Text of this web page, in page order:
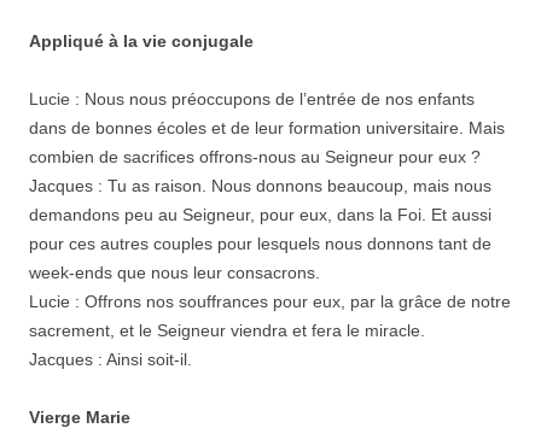
Appliqué à la vie conjugale
Lucie : Nous nous préoccupons de l’entrée de nos enfants
dans de bonnes écoles et de leur formation universitaire. Mais
combien de sacrifices offrons-nous au Seigneur pour eux ?
Jacques : Tu as raison. Nous donnons beaucoup, mais nous
demandons peu au Seigneur, pour eux, dans la Foi. Et aussi
pour ces autres couples pour lesquels nous donnons tant de
week-ends que nous leur consacrons.
Lucie : Offrons nos souffrances pour eux, par la grâce de notre
sacrement, et le Seigneur viendra et fera le miracle.
Jacques : Ainsi soit-il.
Vierge Marie